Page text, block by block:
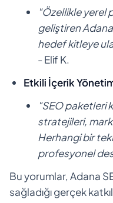
"Özellikle yerel
geliştiren
hedef kitleye
- Elif K.
Etkili İçerik
"SEO paketleri
stratejileri,
Herhangi bir
profesyonel
Bu yorumlar, Adana
sağladığı gerçek